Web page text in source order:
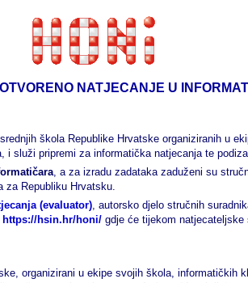
NATJECANJE U
škola Republike Hrvatske organiziranih u
i služi pripremi za informatička natjecanja te
, a za izradu zadataka zaduženi su
za Republiku Hrvatsku.
(evaluator), autorsko djelo stručnih
https://hsin.hr/honi/ gdje će tijekom
organizirani u ekipe svojih škola, informatičkih